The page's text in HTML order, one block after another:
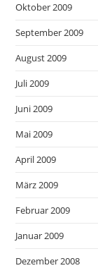
Oktober 2009
September 2009
August 2009
Juli 2009
Juni 2009
Mai 2009
April 2009
März 2009
Februar 2009
Januar 2009
Dezember 2008